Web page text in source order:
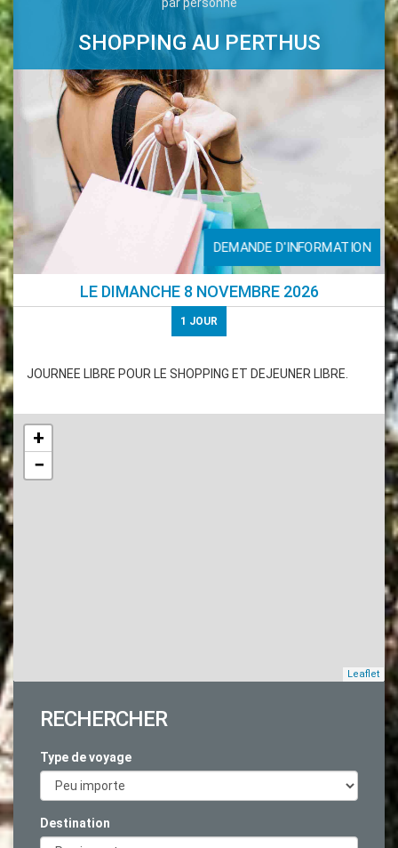
SHOPPING AU PERTHUS
DEMANDE D'INFORMATION
LE DIMANCHE 8 NOVEMBRE 2026
1 JOUR
JOURNEE LIBRE POUR LE SHOPPING ET DEJEUNER LIBRE.
+
−
Leaflet
RECHERCHER
Type de voyage
Destination